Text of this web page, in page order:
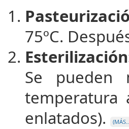
75ºC.
Se pueden
temperatura
enlatados).